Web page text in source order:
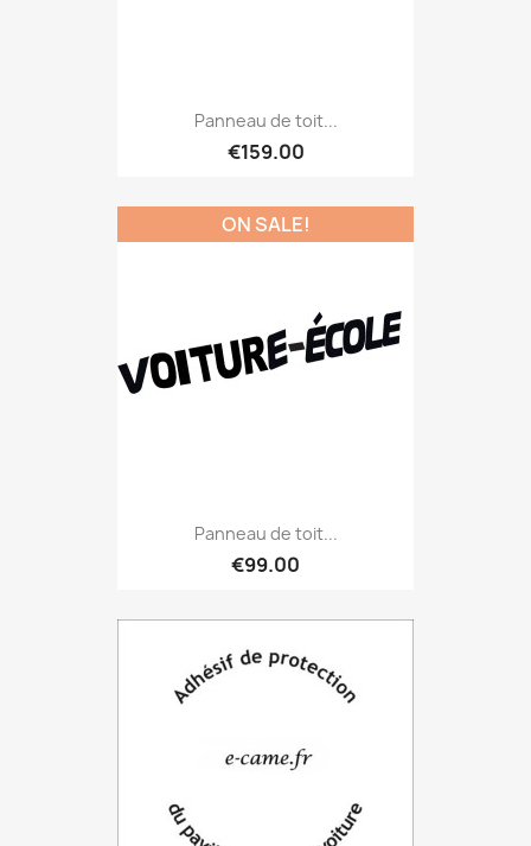
Panneau de toit...
€159.00
Panneau de toit...
€99.00
ON SALE!